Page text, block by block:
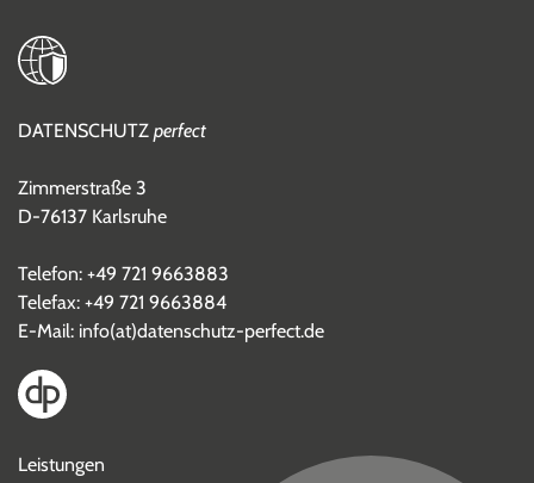
DATENSCHUTZ perfect
Zimmerstraße 3
D-76137 Karlsruhe
Telefon: +49 721 9663883
Telefax: +49 721 9663884
E-Mail: info(at)datenschutz-perfect.de
Leistungen